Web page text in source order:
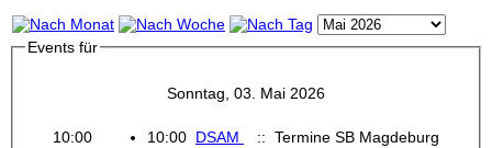
Events für
Sonntag, 03. Mai 2026
10:00 10:00 DSAM :: Termine SB Magdeburg